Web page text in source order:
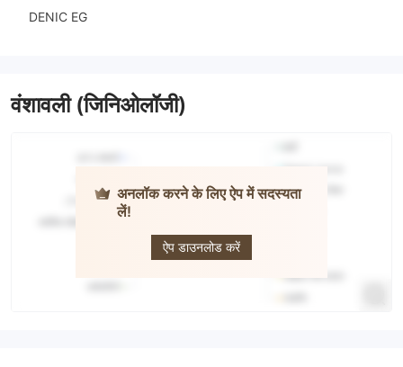
DENIC EG
वंशावली (जिनिओलॉजी)
अनलॉक करने के लिए ऐप में सदस्यता
लें!
ऐप डाउनलोड करें